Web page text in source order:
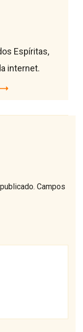
Espíritas,
internet.
Campos